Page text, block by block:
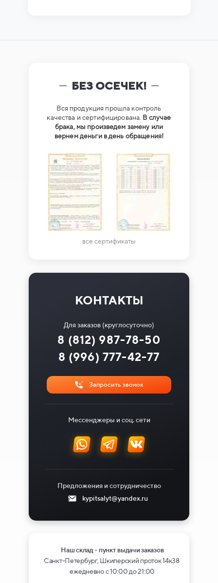
БЕЗ ОСЕЧЕК!
Вся продукция прошла контроль
качества и сертифицирована. В случае
брака, мы произведем замену или
вернем деньги в день обращения!
все сертификаты
КОНТАКТЫ
Для заказов (круглосуточно)
8 (996) 777-42-77
8 (812) 987-78-50
Запросить звонок
Мессенджеры и соц. сети
Предложения и сотрудничество
kypitsalyt@yandex.ru
Наш склад - пункт выдачи заказов
Санкт-Петербург, Шкиперский проток 14к38
ежедневно с 10:00 до 21:00